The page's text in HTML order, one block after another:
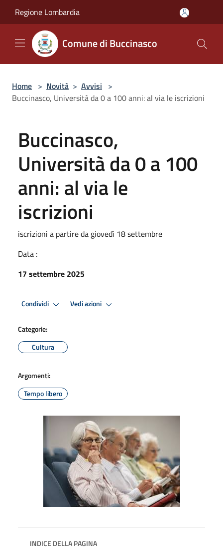
Regione Lombardia
Comune di Buccinasco
Home > Novità > Avvisi >
Buccinasco, Università da 0 a 100 anni: al via le iscrizioni
Buccinasco,
Università da 0 a 100
anni: al via le
iscrizioni
iscrizioni a partire da giovedì 18 settembre
Data :
17 settembre 2025
Condividi Vedi azioni
Categorie:
Cultura
Argomenti:
Tempo libero
INDICE DELLA PAGINA